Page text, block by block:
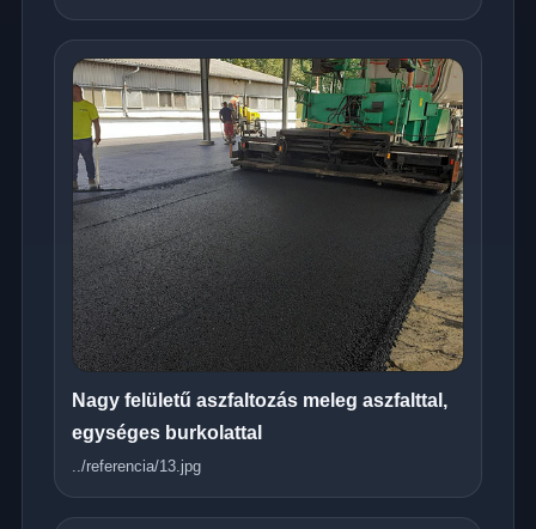
Nagy felületű aszfaltozás meleg aszfalttal,
egységes burkolattal
../referencia/13.jpg